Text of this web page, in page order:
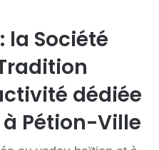
la Société
dédiée
à Pétion-Ville